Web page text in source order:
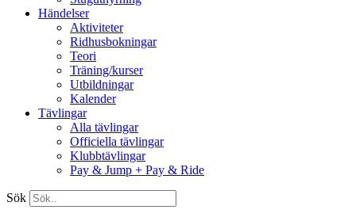
Händelser
Aktiviteter
Ridhusbokningar
Teori
Träning/kurser
Utbildningar
Kalender
Tävlingar
Alla tävlingar
Officiella tävlingar
Klubbtävlingar
Pay & Jump + Pay & Ride
Sök